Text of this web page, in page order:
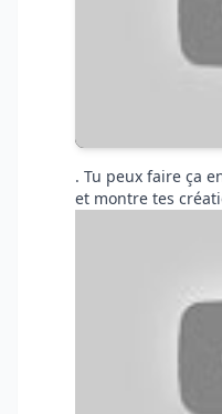
. Tu peux faire ça
et montre tes